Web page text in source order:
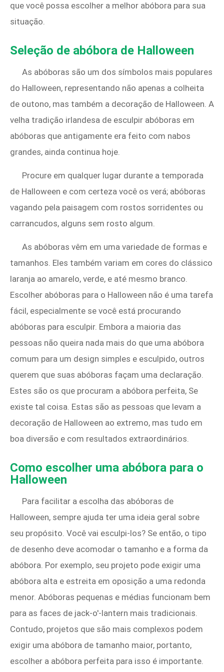
que você possa escolher a melhor abóbora para sua
situação.
Seleção de abóbora de Halloween
As abóboras são um dos símbolos mais populares
do Halloween, representando não apenas a colheita
de outono, mas também a decoração de Halloween. A
velha tradição irlandesa de esculpir abóboras em
abóboras que antigamente era feito com nabos
grandes, ainda continua hoje.
Procure em qualquer lugar durante a temporada
de Halloween e com certeza você os verá; abóboras
vagando pela paisagem com rostos sorridentes ou
carrancudos, alguns sem rosto algum.
As abóboras vêm em uma variedade de formas e
tamanhos. Eles também variam em cores do clássico
laranja ao amarelo, verde, e até mesmo branco.
Escolher abóboras para o Halloween não é uma tarefa
fácil, especialmente se você está procurando
abóboras para esculpir. Embora a maioria das
pessoas não queira nada mais do que uma abóbora
comum para um design simples e esculpido, outros
querem que suas abóboras façam uma declaração.
Estes são os que procuram a abóbora perfeita, Se
existe tal coisa. Estas são as pessoas que levam a
decoração de Halloween ao extremo, mas tudo em
boa diversão e com resultados extraordinários.
Como escolher uma abóbora para o
Halloween
Para facilitar a escolha das abóboras de
Halloween, sempre ajuda ter uma ideia geral sobre
seu propósito. Você vai esculpi-los? Se então, o tipo
de desenho deve acomodar o tamanho e a forma da
abóbora. Por exemplo, seu projeto pode exigir uma
abóbora alta e estreita em oposição a uma redonda
menor. Abóboras pequenas e médias funcionam bem
para as faces de jack-o'-lantern mais tradicionais.
Contudo, projetos que são mais complexos podem
exigir uma abóbora de tamanho maior, portanto,
escolher a abóbora perfeita para isso é importante.